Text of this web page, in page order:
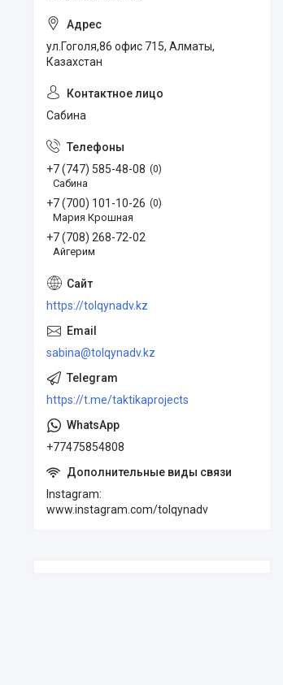
ул.Гоголя,86 офис 715, Алматы,
Казахстан
Сабина
+7 (747) 585-48-08 0
Сабина
+7 (700) 101-10-26 0
Мария Крошная
+7 (708) 268-72-02
Айгерим
https://tolqynadv.kz
sabina@tolqynadv.kz
https://t.me/taktikaprojects
+77475854808
Instagram
www.instagram.com/tolqynadv